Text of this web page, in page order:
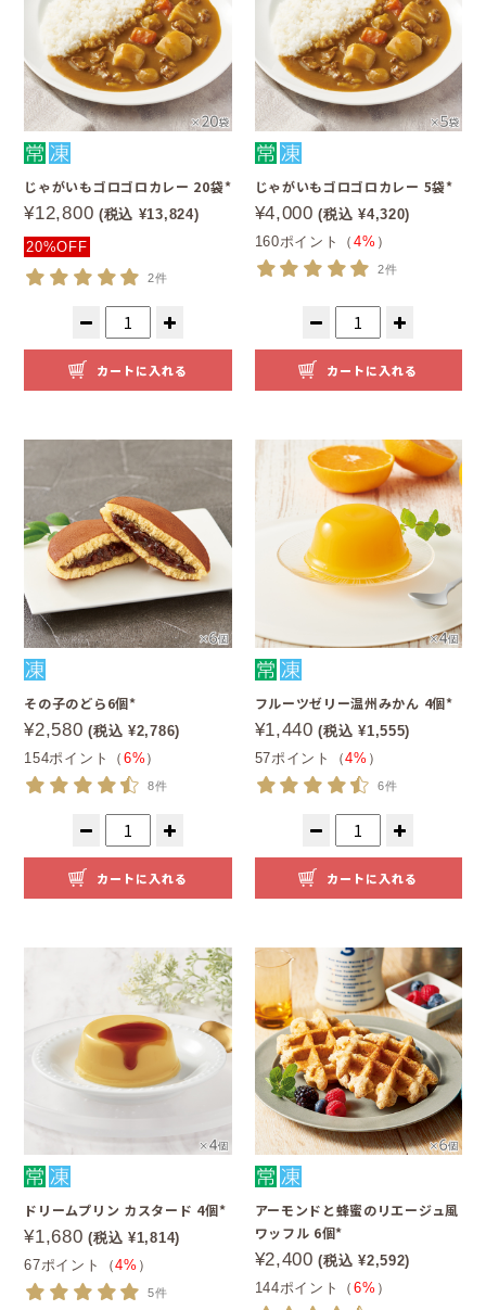
じゃがいもゴロゴロカレー 20袋*
¥12,800 (税込 ¥13,824)
20%OFF
2件
カートに入れる
じゃがいもゴロゴロカレー 5袋*
¥4,000 (税込 ¥4,320)
160ポイント（4% ）
2件
カートに入れる
その子のどら6個*
¥2,580 (税込 ¥2,786)
154ポイント（ 6% ）
8件
カートに入れる
フルーツゼリー温州みかん 4個*
¥1,440 (税込 ¥1,555)
57ポイント（4% ）
6件
カートに入れる
ドリームプリン カスタード 4個*
¥1,680 (税込 ¥1,814)
67ポイント（4% ）
5件
アーモンドと蜂蜜のリエージュ風
ワッフル 6個*
¥2,400 (税込 ¥2,592)
144ポイント（6% ）